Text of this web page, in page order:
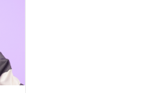
любой смартфон.